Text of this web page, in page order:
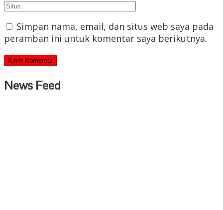
Simpan nama, email, dan situs web saya pada
peramban ini untuk komentar saya berikutnya.
News Feed